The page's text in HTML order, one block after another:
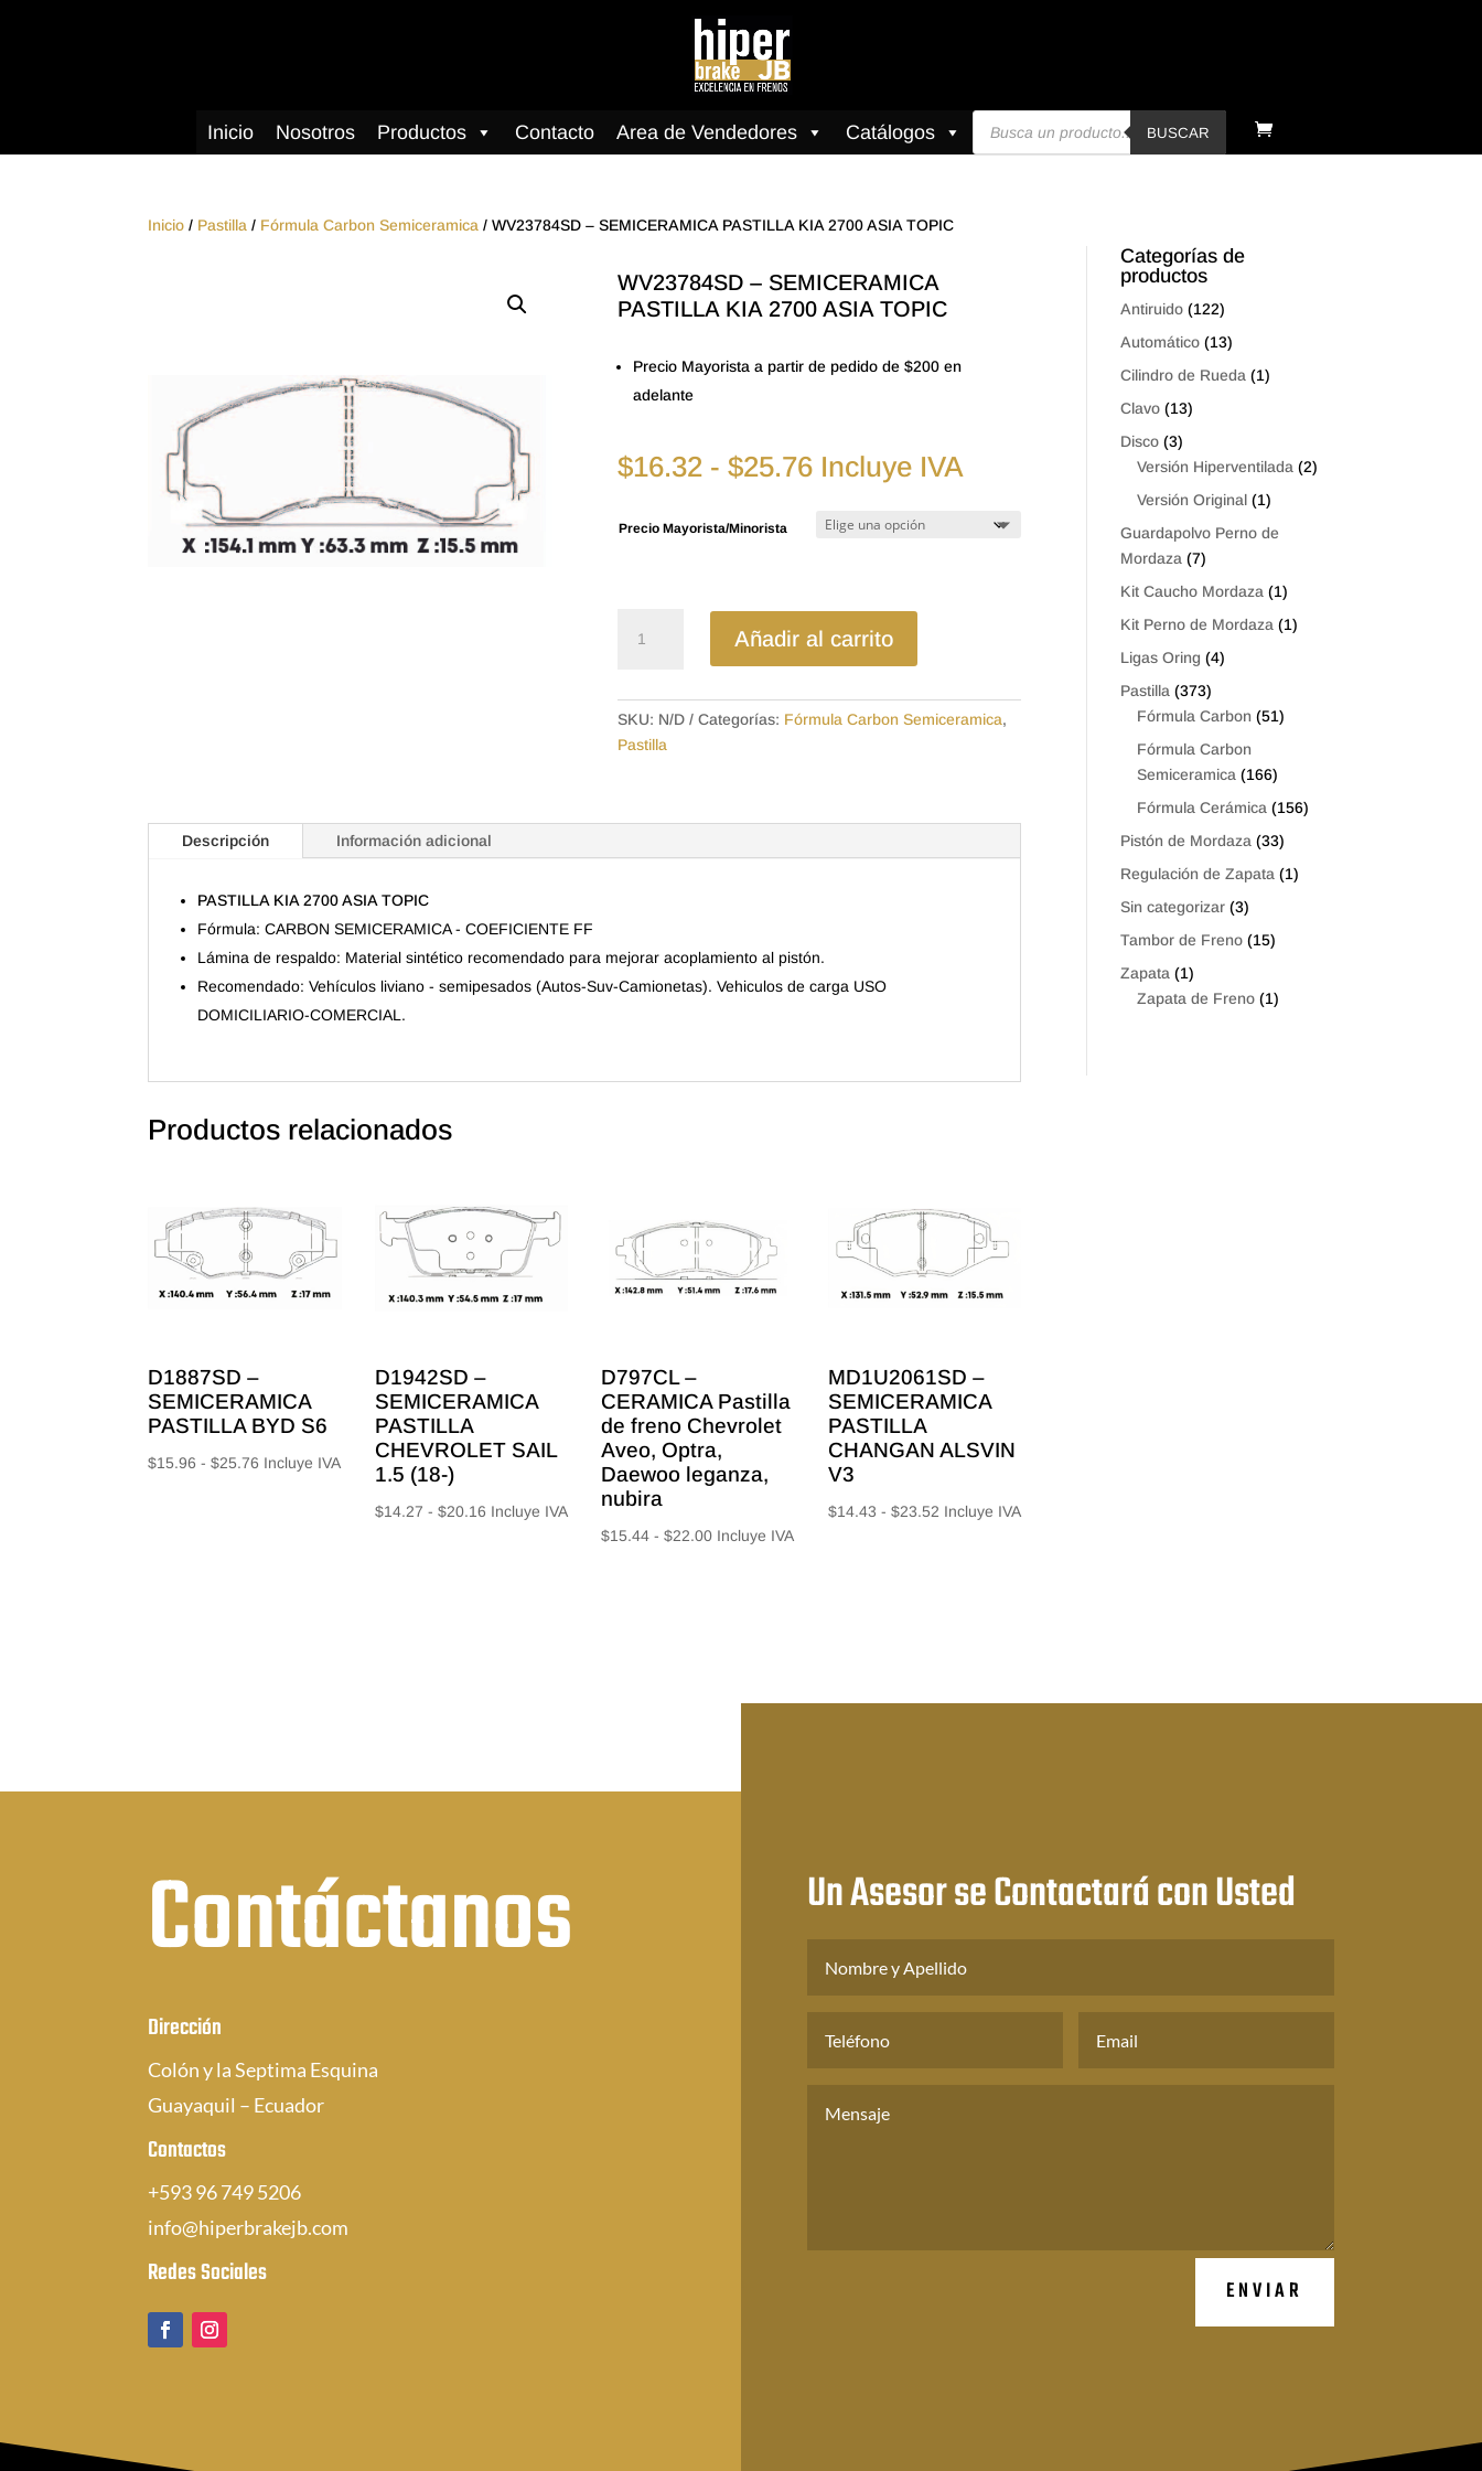
Inicio Nosotros Productos Contacto Area de Vendedores Catálogos
Búsqueda
BUSCAR
Inicio / Pastilla / Fórmula Carbon Semiceramica / WV23784SD – SEMICERAMICA PASTILLA KIA 2700 ASIA TOPIC
WV23784SD – SEMICERAMICA
PASTILLA KIA 2700 ASIA TOPIC
Precio Mayorista a partir de pedido de $200 en
adelante
$16.32 - $25.76Rango
precios:
desde
$25.76
Incluye IVA
Precio Mayorista/Minorista
SEMICERAMICA
KIA
2700
cantidad
Añadir al carrito
SKU: N/D Categorías: Fórmula Carbon Semiceramica,
Pastilla
Descripción Información adicional
PASTILLA KIA 2700 ASIA TOPIC
Fórmula: CARBON SEMICERAMICA - COEFICIENTE FF
Lámina de respaldo: Material sintético recomendado para mejorar acoplamiento al pistón.
Recomendado: Vehículos liviano - semipesados (Autos-Suv-Camionetas). Vehiculos de carga USO
DOMICILIARIO-COMERCIAL.
Productos relacionados
D1887SD –
SEMICERAMICA
PASTILLA BYD S6
$15.96 - $25.76 Rango
Incluye IVA
D1942SD –
SEMICERAMICA
PASTILLA
CHEVROLET SAIL
1.5 (18-)
$14.27 - $20.16Rango
Incluye IVA
D797CL –
CERAMICA Pastilla
de freno Chevrolet
Aveo, Optra,
Daewoo leganza,
nubira
$15.44 - $22.00Rango
$22.00
Incluye IVA
MD1U2061SD –
SEMICERAMICA
PASTILLA
CHANGAN ALSVIN
V3
$14.43 - $23.52Rango
Incluye IVA
Categorías de
productos
Antiruido (122)
Automático (13)
Cilindro de Rueda (1)
Clavo (13)
Disco (3)
Versión Hiperventilada (2)
Versión Original (1)
Guardapolvo Perno de
Mordaza (7)
Kit Caucho Mordaza (1)
Kit Perno de Mordaza (1)
Ligas Oring (4)
Pastilla (373)
Fórmula Carbon (51)
Fórmula Carbon
Semiceramica (166)
Fórmula Cerámica (156)
Pistón de Mordaza (33)
Regulación de Zapata (1)
Sin categorizar (3)
Tambor de Freno (15)
Zapata (1)
Zapata de Freno (1)
Contáctanos
Dirección
Colón y la Septima Esquina
Guayaquil – Ecuador
Contactos
+593 96 749 5206
info@hiperbrakejb.com
Redes Sociales
Un Asesor se Contactará con Usted
ENVIAR